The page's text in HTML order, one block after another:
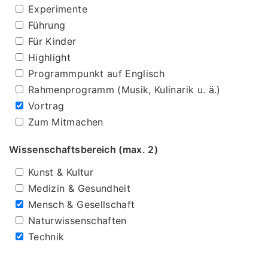
Experimente
Führung
Für Kinder
Highlight
Programmpunkt auf Englisch
Rahmenprogramm (Musik, Kulinarik u. ä.)
Vortrag
Zum Mitmachen
Wissenschaftsbereich (max. 2)
Kunst & Kultur
Medizin & Gesundheit
Mensch & Gesellschaft
Naturwissenschaften
Technik